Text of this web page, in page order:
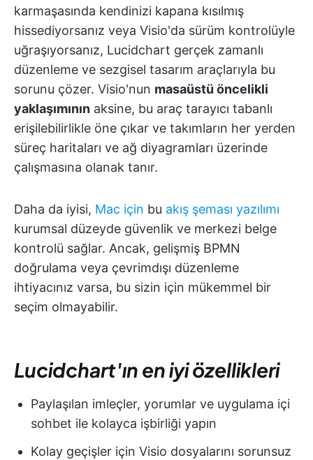
karmaşasında kendinizi kapana kısılmış
hissediyorsanız veya Visio'da sürüm kontrolüyle
uğraşıyorsanız, Lucidchart gerçek zamanlı
düzenleme ve sezgisel tasarım araçlarıyla bu
sorunu çözer. Visio'nun masaüstü öncelikli
yaklaşımının aksine, bu araç tarayıcı tabanlı
erişilebilirlikle öne çıkar ve takımların her yerden
süreç haritaları ve ağ diyagramları üzerinde
çalışmasına olanak tanır.
Daha da iyisi, Mac için bu akış şeması yazılımı
kurumsal düzeyde güvenlik ve merkezi belge
kontrolü sağlar. Ancak, gelişmiş BPMN
doğrulama veya çevrimdışı düzenleme
ihtiyacınız varsa, bu sizin için mükemmel bir
seçim olmayabilir.
Lucidchart'ın en iyi özellikleri
Paylaşılan imleçler, yorumlar ve uygulama içi
sohbet ile kolayca işbirliği yapın
Kolay geçişler için Visio dosyalarını sorunsuz